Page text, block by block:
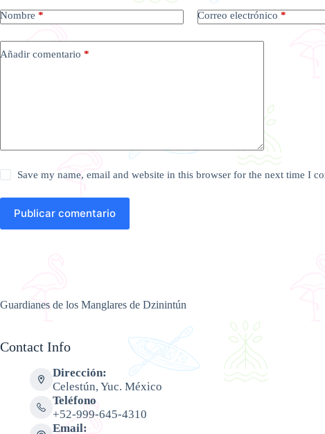
Nombre * Correo electrónico *
Añadir comentario *
Save my name, email and website in this browser for the next time I
Publicar comentario
Guardianes de los Manglares de Dzinintún
Contact Info
Dirección:
Celestún, Yuc. México
Teléfono
+52-999-645-4310
Email: